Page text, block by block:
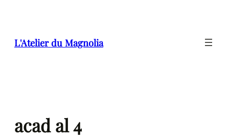
L'Atelier du Magnolia
acad al 4